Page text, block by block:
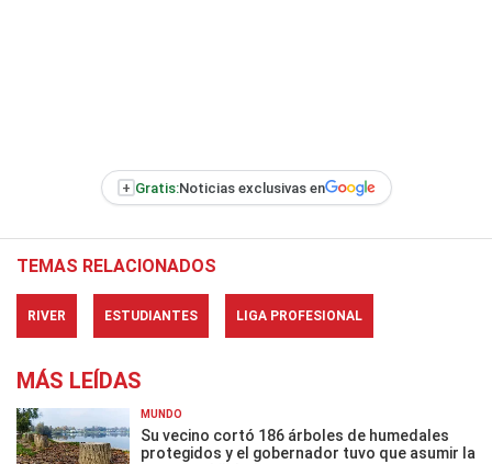
+ Gratis:Noticias exclusivas en
TEMAS RELACIONADOS
RIVER ESTUDIANTES LIGA PROFESIONAL
MÁS LEÍDAS
MUNDO
Su vecino cortó 186 árboles de humedales
protegidos y el gobernador tuvo que asumir la